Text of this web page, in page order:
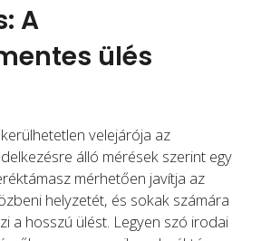
A
ülés
velejárója az
álló mérések szerint egy
mérhetően javítja az
helyzetét, és sokak számára
a hosszú ülést. Legyen szó irodai